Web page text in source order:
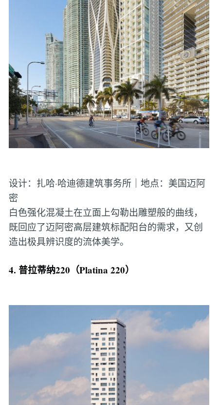
设计：扎哈·哈迪德建筑事务所｜地点：美国迈阿
密
白色强化混凝土在立面上勾勒出雕塑般的曲线，
既回应了迈阿密高层建筑标配阳台的需求，又创
造出极具辨识度的流体美学。
4. 普拉蒂纳220（Platina 220）